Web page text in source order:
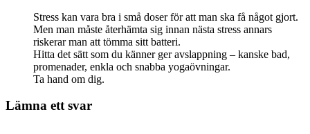
Stress kan vara bra i små doser för att man ska få något gjort.
Men man måste återhämta sig innan nästa stress annars
riskerar man att tömma sitt batteri.
Hitta det sätt som du känner ger avslappning – kanske bad,
promenader, enkla och snabba yogaövningar.
Ta hand om dig.
Lämna ett svar